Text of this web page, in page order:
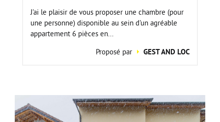
J'ai le plaisir de vous proposer une chambre (pour
une personne) disponible au sein d'un agréable
appartement 6 pièces en...
Proposé par
GEST AND LOC